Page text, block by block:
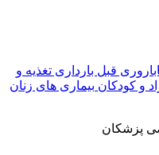
قبل بارداری تغذیه و
و کودکان بیماری های زنان
پزشکان